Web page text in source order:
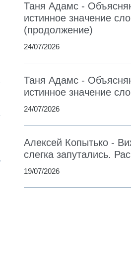
Таня Адамс -
истинное значение
(продолжение)
24/07/2026
Таня Адамс -
истинное значение
24/07/2026
Алексей Копытько -
слегка запутались.
19/07/2026